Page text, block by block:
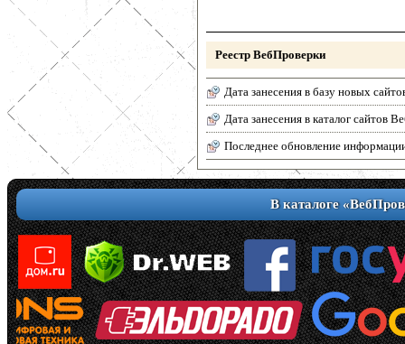
Реестр ВебПроверки
Дата занесения в базу новых
Дата занесения в каталог сайтов
Последнее обновление
В каталоге